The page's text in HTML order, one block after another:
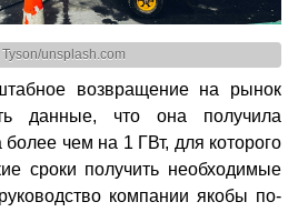
unsplash.com
возвращение на рынок
данные, что она получила
более чем на 1 ГВт, для которого
сроки получить необходимые
компании якобы по-